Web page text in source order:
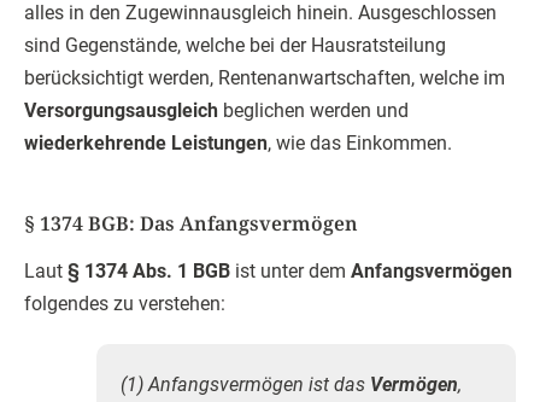
alles in den Zugewinnausgleich hinein. Ausgeschlossen
sind Gegenstände, welche bei der Hausratsteilung
berücksichtigt werden, Rentenanwartschaften, welche im
Versorgungsausgleich beglichen werden und
wiederkehrende Leistungen, wie das Einkommen.
§ 1374 BGB: Das Anfangsvermögen
Laut § 1374 Abs. 1 BGB ist unter dem Anfangsvermögen
folgendes zu verstehen:
(1) Anfangsvermögen ist das Vermögen,